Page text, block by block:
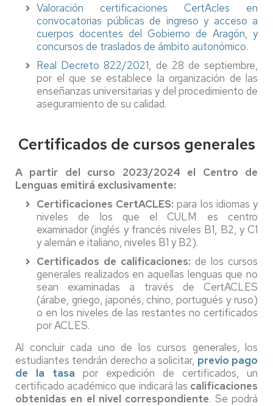
Valoración certificaciones CertAcles en
convocatorias públicas de ingreso y acceso a
cuerpos docentes del Gobierno de Aragón, y
concursos de traslados de ámbito autonómico.
Real Decreto 822/2021, de 28 de septiembre,
por el que se establece la organización de las
enseñanzas universitarias y del procedimiento de
aseguramiento de su calidad.
Certificados de cursos generales
A partir del curso 2023/2024 el Centro de
Lenguas emitirá exclusivamente:
Certificaciones CertACLES: para los idiomas y
niveles de los que el CULM es centro
examinador (inglés y francés niveles B1, B2, y C1
y alemán e italiano, niveles B1 y B2).
Certificados de calificaciones: de los cursos
generales realizados en aquellas lenguas que no
sean examinadas a través de CertACLES
(árabe, griego, japonés, chino, portugués y ruso)
o en los niveles de las restantes no certificados
por ACLES.
Al concluir cada uno de los cursos generales, los
estudiantes tendrán derecho a solicitar, previo pago
de la tasa por expedición de certificados, un
certificado académico que indicará las calificaciones
obtenidas en el nivel correspondiente. Se podrá